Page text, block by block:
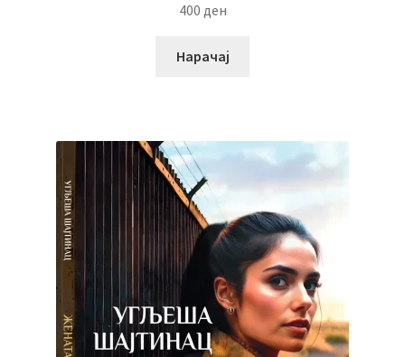
400 ден
Нарачај